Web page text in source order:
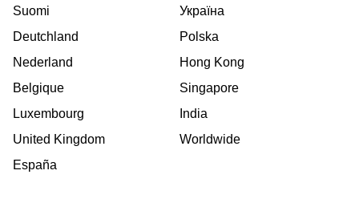
Suomi
Deutchland
Nederland
Belgique
Luxembourg
United Kingdom
España
Україна
Polska
Hong Kong
Singapore
India
Worldwide